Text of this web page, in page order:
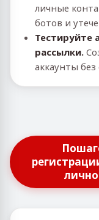
личные
ботов и
Тестируйте
рассылки.
аккаунты